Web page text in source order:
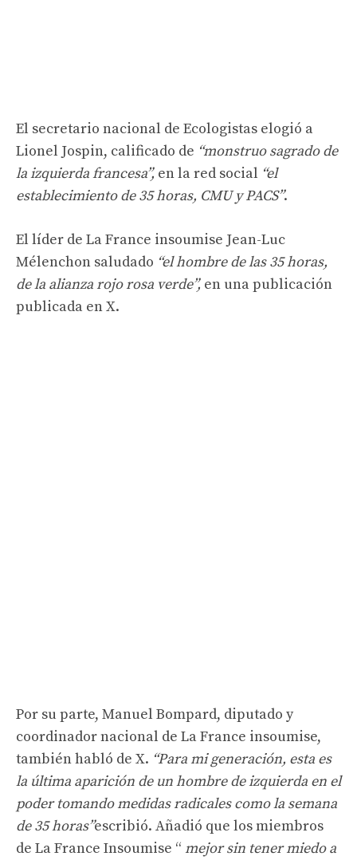
El secretario nacional de Ecologistas elogió a
Lionel Jospin, calificado de “monstruo sagrado de
la izquierda francesa”, en la red social “el
establecimiento de 35 horas, CMU y PACS”.
El líder de La France insoumise Jean-Luc
Mélenchon saludado “el hombre de las 35 horas,
de la alianza rojo rosa verde”, en una publicación
publicada en X.
Por su parte, Manuel Bompard, diputado y
coordinador nacional de La France insoumise,
también habló de X. “Para mi generación, esta es
la última aparición de un hombre de izquierda en el
poder tomando medidas radicales como la semana
de 35 horas”escribió. Añadió que los miembros
de La France Insoumise “ mejor sin tener miedo a